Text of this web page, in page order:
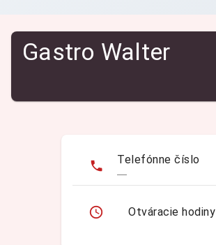
Gastro Walter
Telefónne číslo
—
Otváracie hodiny